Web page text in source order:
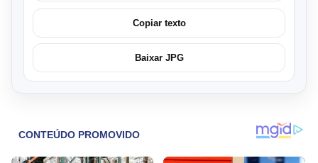
Copiar texto
Baixar JPG